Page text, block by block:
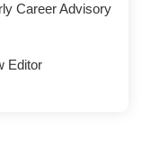
Career Advisory
Editor